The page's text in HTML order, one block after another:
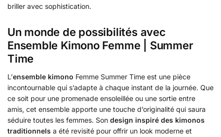
briller avec sophistication.
Un monde de possibilités avec
Ensemble Kimono Femme | Summer
Time
L’ensemble kimono Femme Summer Time est une pièce
incontournable qui s’adapte à chaque instant de la journée. Que
ce soit pour une promenade ensoleillée ou une sortie entre
amis, cet ensemble apporte une touche d’originalité qui saura
séduire toutes les femmes. Son design inspiré des kimonos
traditionnels a été revisité pour offrir un look moderne et